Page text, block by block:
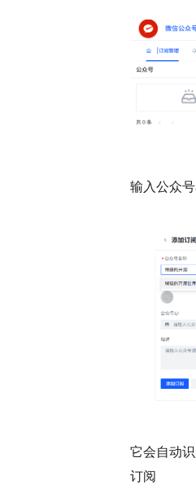
输入公众
它会自动
订阅